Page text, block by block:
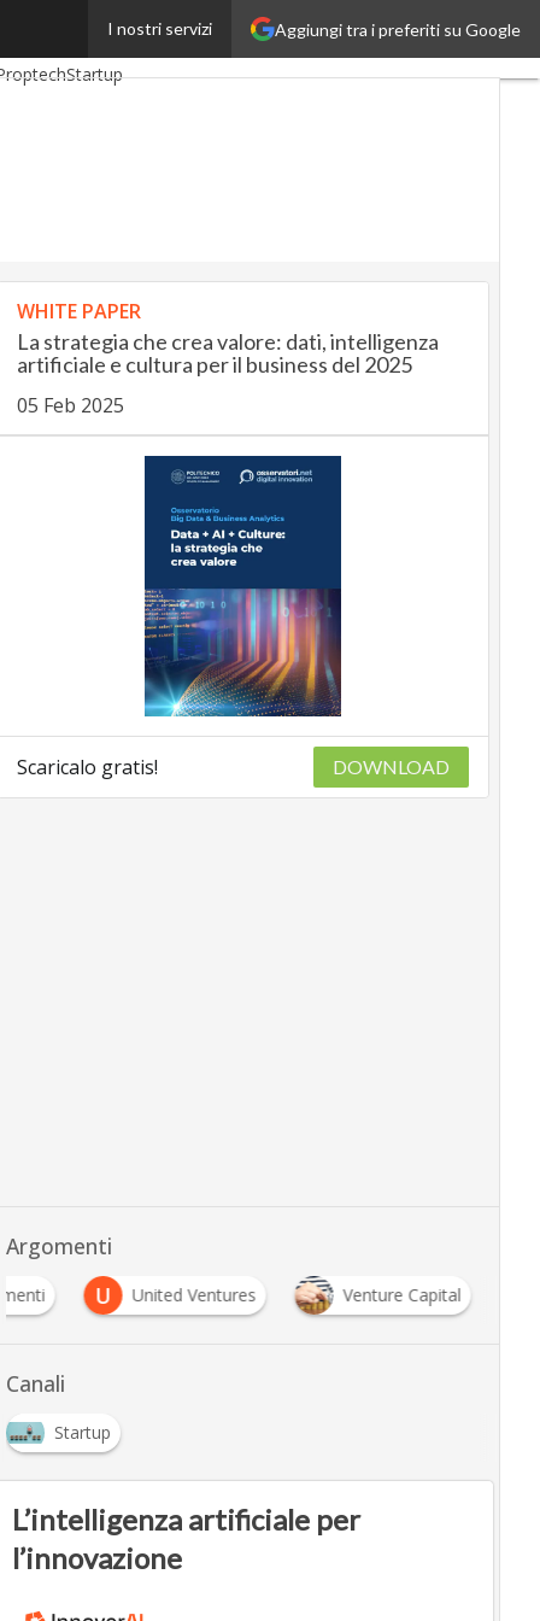
Aggiungi tra i preferiti su Google
I nostri servizi
InsuranceUp
Startup
WHITE PAPER
La strategia che crea valore: dati, intelligenza
artificiale e cultura per il business del 2025
05 Feb 2025
Scaricalo gratis! DOWNLOAD
Argomenti
U United Ventures Venture Capital
Canali
Startup
L’intelligenza artificiale per
l’innovazione